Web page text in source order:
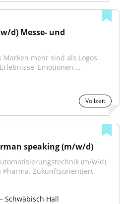
d) Messe- und
mehr sind als Logos
Emotionen,...
Vollzeit
speaking (m/w/d)
(m/w/d)
Pharma. Zukunftsorientiert,
Schwäbisch Hall